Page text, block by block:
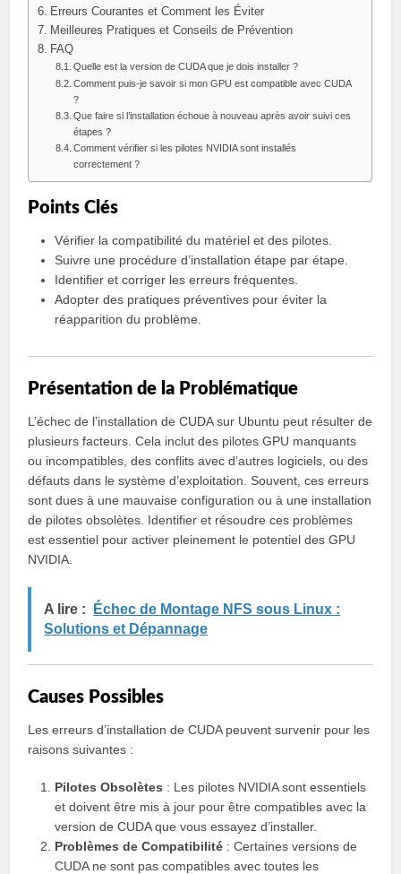
Erreurs Courantes et Comment les Éviter
Meilleures Pratiques et Conseils de Prévention
FAQ
Quelle est la version de CUDA que je dois installer ?
Comment puis-je savoir si mon GPU est compatible avec CUDA
?
Que faire si l’installation échoue à nouveau après avoir suivi ces
étapes ?
Comment vérifier si les pilotes NVIDIA sont installés
correctement ?
Points Clés
Vérifier la compatibilité du matériel et des pilotes.
Suivre une procédure d’installation étape par étape.
Identifier et corriger les erreurs fréquentes.
Adopter des pratiques préventives pour éviter la
réapparition du problème.
Présentation de la Problématique
L’échec de l’installation de CUDA sur Ubuntu peut résulter de
plusieurs facteurs. Cela inclut des pilotes GPU manquants
ou incompatibles, des conflits avec d’autres logiciels, ou des
défauts dans le système d’exploitation. Souvent, ces erreurs
sont dues à une mauvaise configuration ou à une installation
de pilotes obsolètes. Identifier et résoudre ces problèmes
est essentiel pour activer pleinement le potentiel des GPU
NVIDIA.
A lire :
Échec de Montage NFS sous Linux :
Solutions et Dépannage
Causes Possibles
Les erreurs d’installation de CUDA peuvent survenir pour les
raisons suivantes :
Pilotes Obsolètes : Les pilotes NVIDIA sont essentiels
et doivent être mis à jour pour être compatibles avec la
version de CUDA que vous essayez d’installer.
Problèmes de Compatibilité : Certaines versions de
CUDA ne sont pas compatibles avec toutes les